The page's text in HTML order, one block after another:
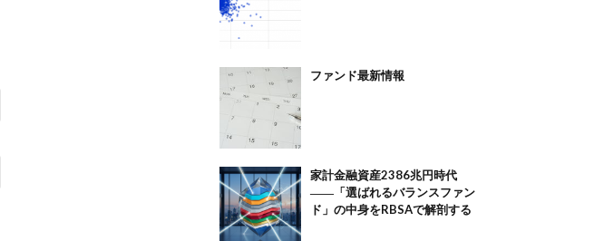
ファンド最新情報
家計金融資産2386兆円時代
――「選ばれるバランスファン
ド」の中身をRBSAで解剖する